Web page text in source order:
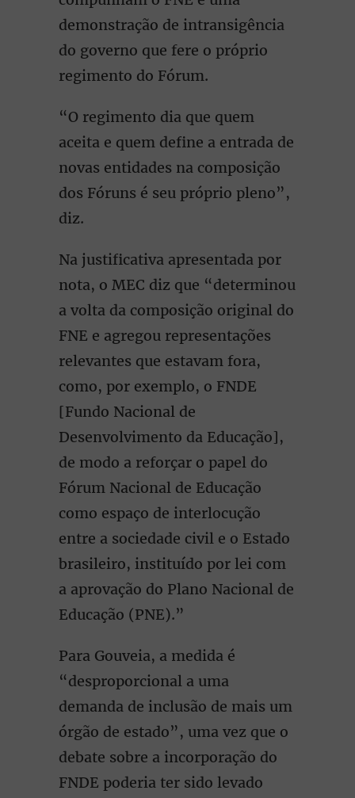
demonstração de intransigência
do governo que fere o próprio
regimento do Fórum.
“O regimento dia que quem
aceita e quem define a entrada de
novas entidades na composição
dos Fóruns é seu próprio pleno”,
diz.
Na justificativa apresentada por
nota, o MEC diz que “determinou
a volta da composição original do
FNE e agregou representações
relevantes que estavam fora,
como, por exemplo, o FNDE
[Fundo Nacional de
Desenvolvimento da Educação],
de modo a reforçar o papel do
Fórum Nacional de Educação
como espaço de interlocução
entre a sociedade civil e o Estado
brasileiro, instituído por lei com
a aprovação do Plano Nacional de
Educação (PNE).”
Para Gouveia, a medida é
“desproporcional a uma
demanda de inclusão de mais um
órgão de estado”, uma vez que o
debate sobre a incorporação do
FNDE poderia ter sido levado